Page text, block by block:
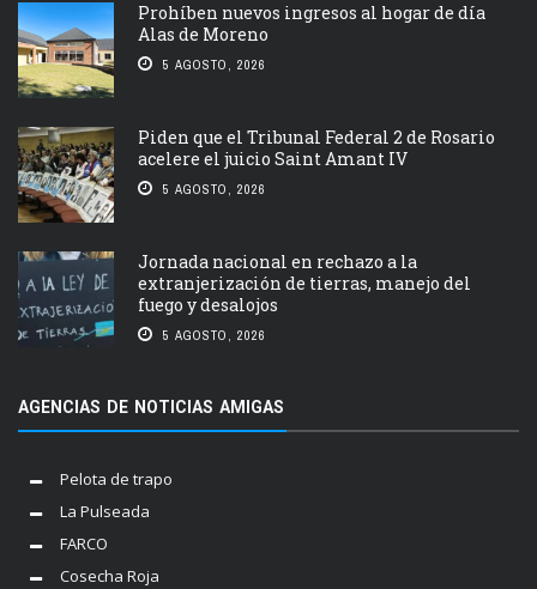
Prohíben nuevos ingresos al hogar de día
Alas de Moreno
5 AGOSTO, 2026
Piden que el Tribunal Federal 2 de Rosario
acelere el juicio Saint Amant IV
5 AGOSTO, 2026
Jornada nacional en rechazo a la
extranjerización de tierras, manejo del
fuego y desalojos
5 AGOSTO, 2026
AGENCIAS DE NOTICIAS AMIGAS
Pelota de trapo
La Pulseada
FARCO
Cosecha Roja